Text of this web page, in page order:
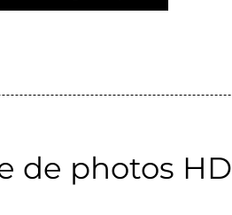
de photos HD